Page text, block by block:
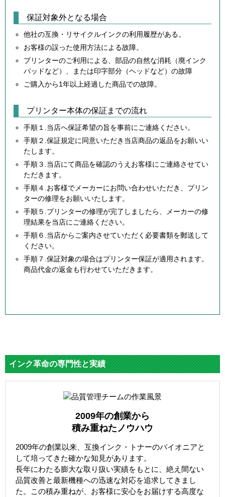
保証対象外となる場合
他社の互換・リサイクルインクの利用履歴がある。
お客様の誤った使用方法による故障。
プリンターのご利用による、部品の自然な消耗（廃インク
パッドなど）、または印字部分（ヘッドなど）の故障
ご購入から1年以上経過した商品での故障。
プリンター本体の保証までの流れ
手順１.当店へ保証希望の旨を事前にご連絡ください。
手順２.保証規定に同意いただき当店商品の返品をお願いい
たします。
手順３.当店にて商品を確認のうえお客様にご連絡させてい
ただきます。
手順４.お客様でメーカーにお問い合わせいただき、プリン
ターの修理をお願いいたします。
手順５.プリンターの修理が完了しましたら、メーカーの修
理結果を当店にご連絡ください。
手順６.当店からご案内させていただく必要書類を郵送して
ください。
手順７.保証対象の場合はプリンター保証が適用されます。
商品代金の返金も行わせていただきます。
インク革命の専門性と実績
2009年の創業から
積み重ねたノウハウ
2009年の創業以来、互換インク・トナーのパイオニアと
して培ってきた確かな知見があります。
長年にわたる膨大な取り扱い実績をもとに、絶え間ない
品質改善と最新機種への迅速な対応を追求してきまし
た。この積み重ねが、お客様に安心をお届けする高度な